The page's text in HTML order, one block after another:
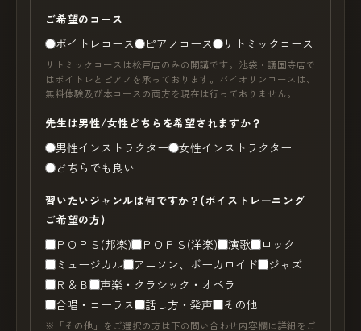
ご希望のコース
ボイトレコース ピアノコース リトミックコース
リトミックコースは松戸店のみの開講です。池袋・護国寺店で
はボイトレとピアノを承っております。バイオリンコースは、
無料体験及び本コースの両方を現在は行っておりません。
先生は男性/女性どちらを希望されますか？
男性インストラクター
女性インストラクター
どちらでも良い
習いたいジャンルは何ですか？(ボイストレーニング
ご希望の方)
ＰＯＰＳ(邦楽) ＰＯＰＳ(洋楽) 演歌
ロック
ミュージカル
アニソン、ボーカロイド
ジャズ
Ｒ＆Ｂ
声楽・クラシック・オペラ
合唱・コーラス
話し方・発声 その他
※「その他」をご選択の方は下の問い合わせ内容欄に詳細をご